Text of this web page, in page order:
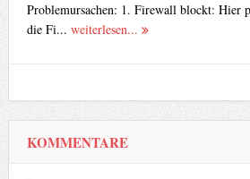
Problemursachen: 1. Firewall blockt: Hier
die Fi... weiterlesen...
KOMMENTARE